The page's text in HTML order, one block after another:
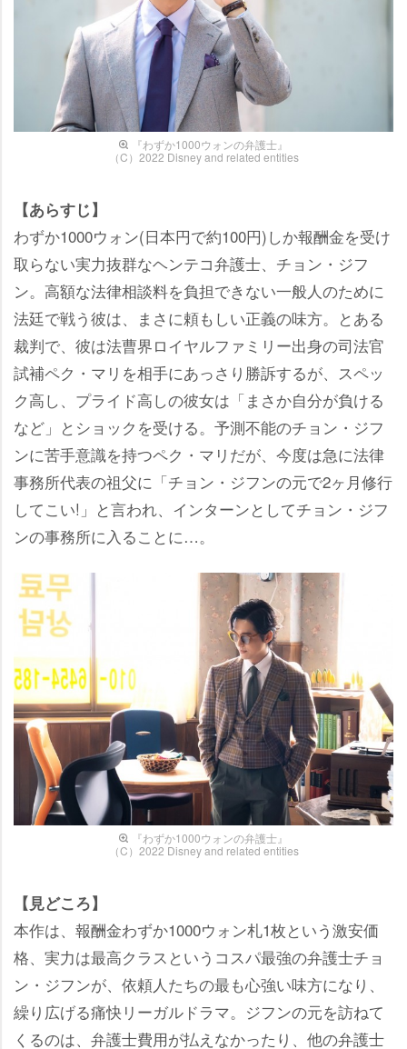
『わずか1000ウォンの弁護士』
（C）2022 Disney and related entities
【あらすじ】
わずか1000ウォン(日本円で約100円)しか報酬金を受け
取らない実力抜群なヘンテコ弁護士、チョン・ジフ
ン。高額な法律相談料を負担できない一般人のために
法廷で戦う彼は、まさに頼もしい正義の味方。とある
裁判で、彼は法曹界ロイヤルファミリー出身の司法官
試補ペク・マリを相手にあっさり勝訴するが、スペッ
ク高し、プライド高しの彼女は「まさか自分が負ける
など」とショックを受ける。予測不能のチョン・ジフ
ンに苦手意識を持つペク・マリだが、今度は急に法律
事務所代表の祖父に「チョン・ジフンの元で2ヶ月修行
してこい!」と言われ、インターンとしてチョン・ジフ
ンの事務所に入ることに…。
『わずか1000ウォンの弁護士』
（C）2022 Disney and related entities
【見どころ】
本作は、報酬金わずか1000ウォン札1枚という激安価
格、実力は最高クラスというコスパ最強の弁護士チョ
ン・ジフンが、依頼人たちの最も心強い味方になり、
繰り広げる痛快リーガルドラマ。ジフンの元を訪ねて
くるのは、弁護士費用が払えなかったり、他の弁護士